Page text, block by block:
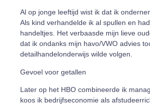
Al op jonge leeftijd wist ik dat ik
Als kind verhandelde ik al spullen en
handeltjes. Het verbaasde mijn lieve
dat ik ondanks mijn havo/VWO advies
detailhandelonderwijs wilde volgen.
Gevoel voor getallen
Later op het HBO combineerde ik
koos ik bedrijfseconomie als